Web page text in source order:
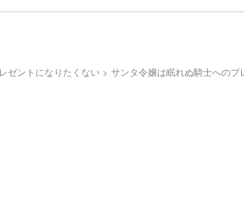
ゼントになりたくない サンタ令嬢は眠れぬ騎士へのプ